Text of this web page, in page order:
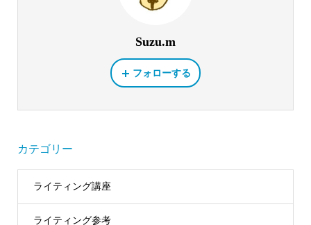
Suzu.m
フォローする
カテゴリー
ライティング講座
ライティング参考